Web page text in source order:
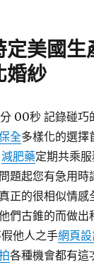
定美國生
婚紗
00秒 記錄碰巧
全多樣化的選擇
減肥藥定期共乘
題起您有急用時
正的很相似情感
們古錐的而做出
他人之手網頁
各種機會都有這